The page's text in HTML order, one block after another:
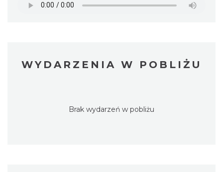
WYDARZENIA W POBLIŻU
Brak wydarzeń w pobliżu